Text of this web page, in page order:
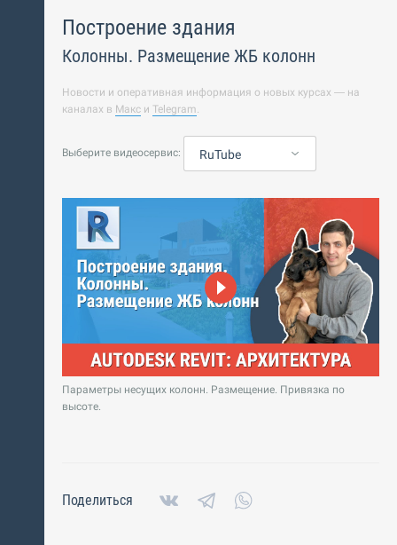
Построение здания
Колонны. Размещение ЖБ колонн
Новости и оперативная информация о новых курсах — на
каналах в Макс и Telegram.
Выберите видеосервис: RuTube
Параметры несущих колонн. Размещение. Привязка по
высоте.
Поделиться